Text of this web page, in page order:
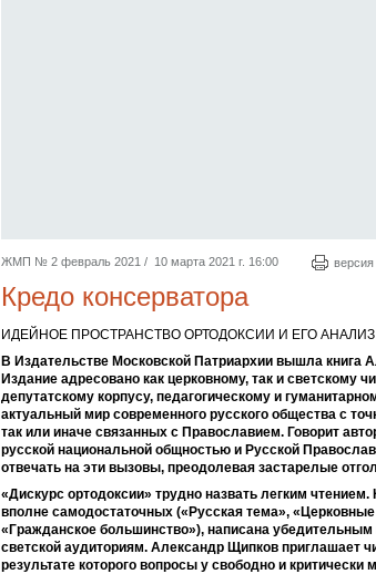
ЖМП № 2 февраль 2021 / 10 марта 2021 г. 16:00 версия
Кредо консерватора
ИДЕЙНОЕ ПРОСТРАНСТВО ОРТОДОКСИИ И ЕГО
В Издательстве Московской Патриархии вышла книга
Издание адресовано как церковному, так и светскому
депутатскому корпусу, педагогическому и
актуальный мир современного русского общества с
так или иначе связанных с Православием. Говорит
русской национальной общностью и Русской
отвечать на эти вызовы, преодолевая застарелые
«Дискурс ортодоксии» трудно назвать легким
вполне самодостаточных («Русская тема»,
«Гражданское большинство»), написана
светской аудиториям. Александр Щипков приглашает
результате которого вопросы у свободно и